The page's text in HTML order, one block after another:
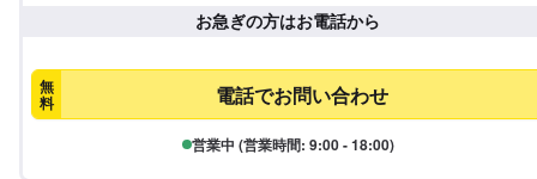
お急ぎの方はお電話から
無
料 電話でお問い合わせ
営業中 (営業時間: 9:00 - 18:00)